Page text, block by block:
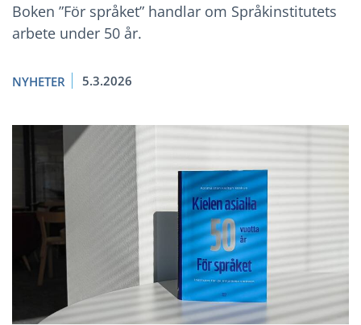
Boken ”För språket” handlar om Språkinstitutets
arbete under 50 år.
NYHETER 5.3.2026